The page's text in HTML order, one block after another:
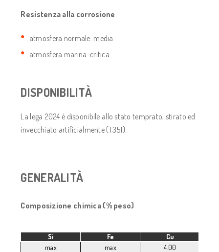
Resistenza alla corrosione
atmosfera normale: media
atmosfera marina: critica
DISPONIBILITÀ
La lega 2024 è disponibile allo stato temprato, stirato ed
invecchiato artificialmente (T351).
GENERALITÀ
Composizione chimica (% peso)
Si Fe
Cu
max
max
4.00